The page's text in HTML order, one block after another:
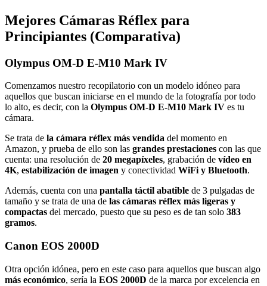
Mejores Cámaras Réflex para
Principiantes (Comparativa)
Olympus OM-D E-M10 Mark IV
Comenzamos nuestro recopilatorio con un modelo idóneo para
aquellos que buscan iniciarse en el mundo de la fotografía por todo
lo alto, es decir, con la Olympus OM-D E-M10 Mark IV es tu
cámara.
Se trata de la cámara réflex más vendida del momento en
Amazon, y prueba de ello son las grandes prestaciones con las que
cuenta: una resolución de 20 megapíxeles, grabación de vídeo en
4K, estabilización de imagen y conectividad WiFi y Bluetooth.
Además, cuenta con una pantalla táctil abatible de 3 pulgadas de
tamaño y se trata de una de las cámaras réflex más ligeras y
compactas del mercado, puesto que su peso es de tan solo 383
gramos.
Canon EOS 2000D
Otra opción idónea, pero en este caso para aquellos que buscan algo
más económico, sería la EOS 2000D de la marca por excelencia en